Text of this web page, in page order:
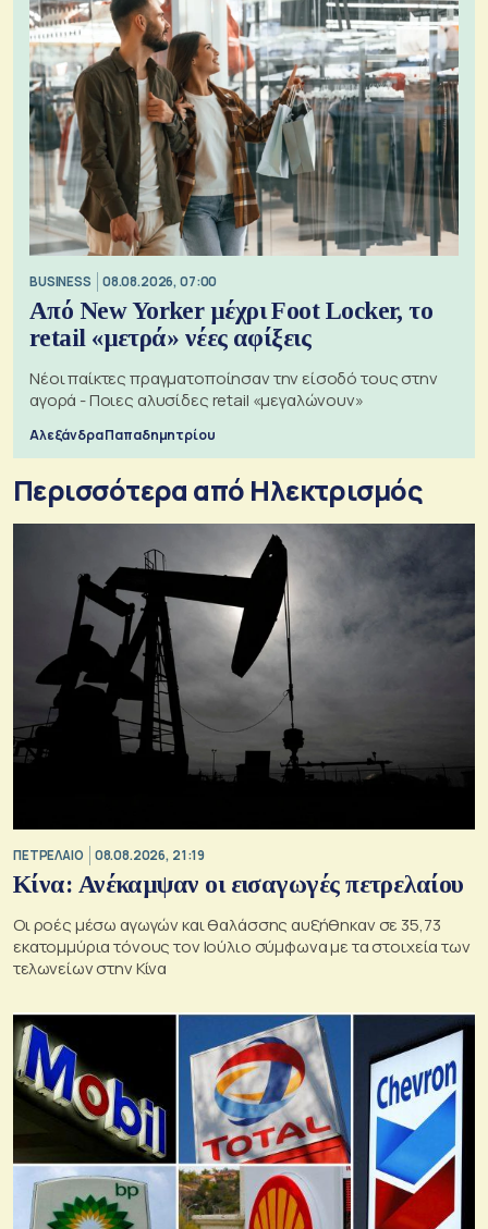
BUSINESS 08.08.2026, 07:00
Από New Yorker μέχρι Foot Locker, το
retail «μετρά» νέες αφίξεις
Νέοι παίκτες πραγματοποίησαν την είσοδό τους στην
αγορά - Ποιες αλυσίδες retail «μεγαλώνουν»
Αλεξάνδρα Παπαδημητρίου
Περισσότερα από Ηλεκτρισμός
ΠΕΤΡΕΛΑΙΟ 08.08.2026, 21:19
Κίνα: Ανέκαμψαν οι εισαγωγές πετρελαίου
Οι ροές μέσω αγωγών και θαλάσσης αυξήθηκαν σε 35,73
εκατομμύρια τόνους τον Ιούλιο σύμφωνα με τα στοιχεία των
τελωνείων στην Κίνα